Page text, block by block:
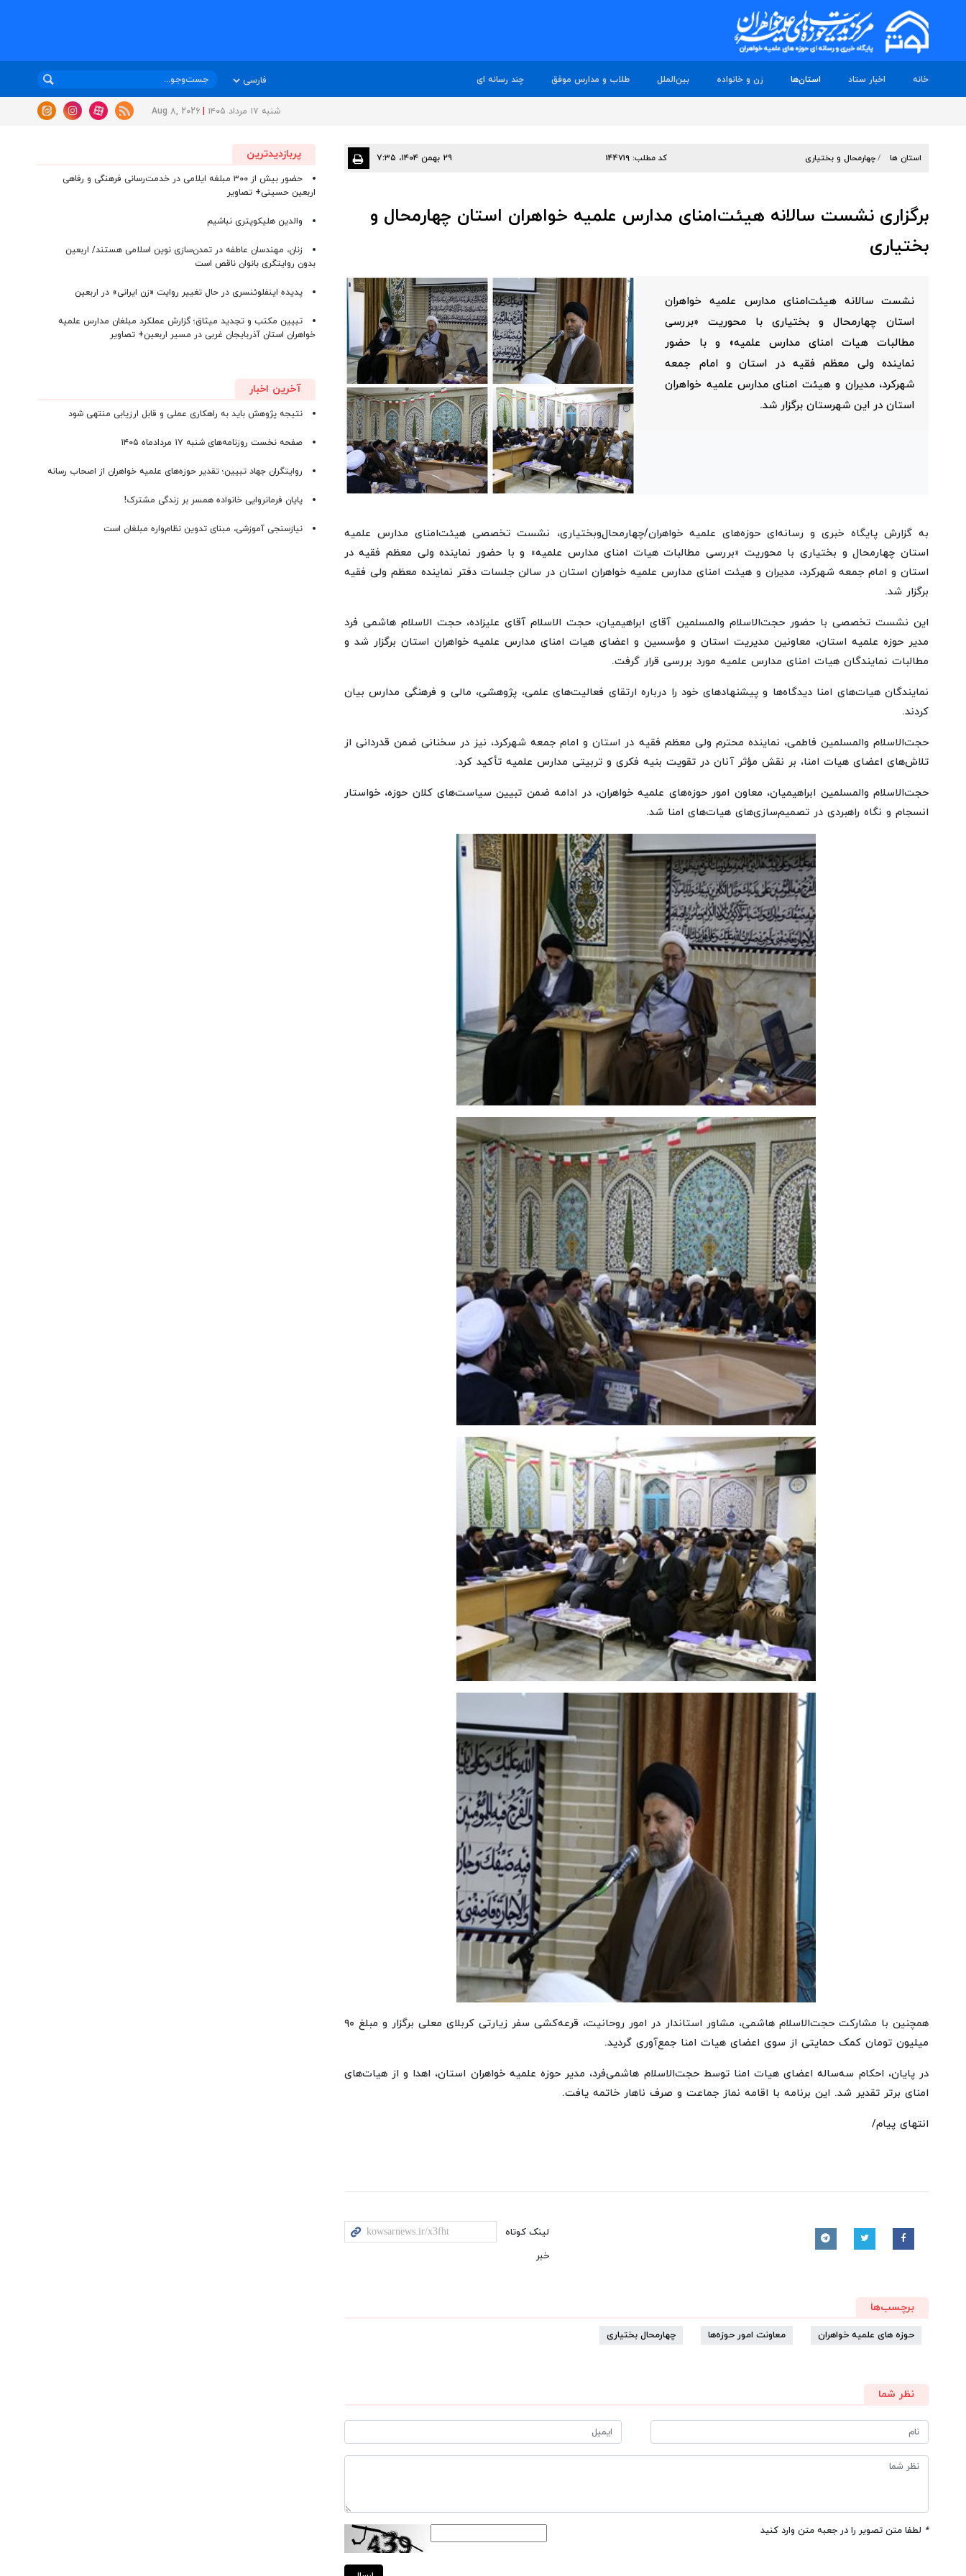
خانه اخبار ستاد استان‌ها زن و خانواده بین‌الملل طلاب و مدارس موفق چند رسانه ای
شنبه ۱۷ مرداد ۱۴۰۵ Aug 8, 2026
استان ها چهارمحال و بختیاری کد مطلب: 144719 ۲۹ بهمن ۱۴۰۴، ۷:۳۵
برگزاری نشست سالانه هیئت‌امنای مدارس علمیه خواهران استان چهارمحال و
بختیاری
نشست سالانه هیئت‌امنای مدارس علمیه خواهران
استان چهارمحال و بختیاری با محوریت «بررسی
مطالبات هیات امنای مدارس علمیه» و با حضور
نماینده ولی معظم فقیه در استان و امام جمعه
شهرکرد، مدیران و هیئت امنای مدارس علمیه خواهران
استان در این شهرستان برگزار شد.
به گزارش پایگاه خبری و رسانه‌ای حوزه‌های علمیه خواهران/چهارمحال‌وبختیاری، نشست تخصصی هیئت‌امنای مدارس علمیه
استان چهارمحال و بختیاری با محوریت «بررسی مطالبات هیات امنای مدارس علمیه» و با حضور نماینده ولی معظم فقیه در
استان و امام جمعه شهرکرد، مدیران و هیئت امنای مدارس علمیه خواهران استان در سالن جلسات دفتر نماینده معظم ولی فقیه
برگزار شد.
این نشست تخصصی با حضور حجت‌الاسلام والمسلمین آقای ابراهیمیان، حجت الاسلام آقای علیزاده، حجت الاسلام هاشمی فرد
مدیر حوزه علمیه استان، معاونین مدیریت استان و مؤسسین و اعضای هیات امنای مدارس علمیه خواهران استان برگزار شد و
مطالبات نمایندگان هیات امنای مدارس علمیه مورد بررسی قرار گرفت.
نمایندگان هیات‌های امنا دیدگاه‌ها و پیشنهادهای خود را درباره ارتقای فعالیت‌های علمی، پژوهشی، مالی و فرهنگی مدارس بیان
کردند.
حجت‌الاسلام والمسلمین فاطمی، نماینده محترم ولی معظم فقیه در استان و امام جمعه شهرکرد، نیز در سخنانی ضمن قدردانی از
تلاش‌های اعضای هیات امنا، بر نقش مؤثر آنان در تقویت بنیه فکری و تربیتی مدارس علمیه تأکید کرد.
حجت‌الاسلام والمسلمین ابراهیمیان، معاون امور حوزه‌های علمیه خواهران، در ادامه ضمن تبیین سیاست‌های کلان حوزه، خواستار
انسجام و نگاه راهبردی در تصمیم‌سازی‌های هیات‌های امنا شد.
همچنین با مشارکت حجت‌الاسلام هاشمی، مشاور استاندار در امور روحانیت، قرعه‌کشی سفر زیارتی کربلای معلی برگزار و مبلغ ۹۰
میلیون تومان کمک حمایتی از سوی اعضای هیات امنا جمع‌آوری گردید.
در پایان، احکام سه‌ساله اعضای هیات امنا توسط حجت‌الاسلام هاشمی‌فرد، مدیر حوزه علمیه خواهران استان، اهدا و از هیات‌های
امنای برتر تقدیر شد. این برنامه با اقامه نماز جماعت و صرف ناهار خاتمه یافت.
انتهای پیام/
لینک کوتاه
خبر
برچسب‌ها
حوزه های علمیه خواهران معاونت امور حوزه‌ها چهارمحال بختیاری
نظر شما
* لطفا متن تصویر را در جعبه متن وارد کنید
پربازدیدترین
حضور بیش از ۳۰۰ مبلغه ایلامی در خدمت‌رسانی فرهنگی و رفاهی
اربعین حسینی+ تصاویر
والدین هلیکوپتری نباشیم
زنان، مهندسان عاطفه در تمدن‌سازی نوین اسلامی هستند/ اربعین
بدون روایتگری بانوان ناقص است
پدیده اینفلوئنسری در حال تغییر روایت «زن ایرانی» در اربعین
تبیین مکتب و تجدید میثاق؛ گزارش عملکرد مبلغان مدارس علمیه
خواهران استان آذربایجان‌ غربی در مسیر اربعین+ تصاویر
آخرین اخبار
نتیجه پژوهش باید به راهکاری عملی و قابل ارزیابی منتهی شود
صفحه نخست روزنامه‌های ‌شنبه ۱۷ مردادماه ۱۴۰۵
روایتگران جهاد تبیین؛ تقدیر حوزه‌های علمیه خواهران از اصحاب رسانه
پایان فرمانروایی خانواده همسر بر زندگی مشترک!
نیازسنجی آموزشی، مبنای تدوین نظام‌واره مبلغان است